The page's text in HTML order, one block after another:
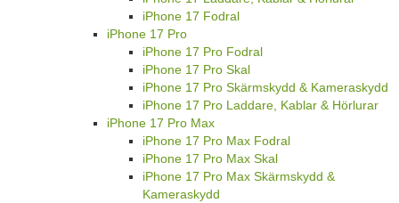
iPhone 17 Fodral
iPhone 17 Pro
iPhone 17 Pro Fodral
iPhone 17 Pro Skal
iPhone 17 Pro Skärmskydd & Kameraskydd
iPhone 17 Pro Laddare, Kablar & Hörlurar
iPhone 17 Pro Max
iPhone 17 Pro Max Fodral
iPhone 17 Pro Max Skal
iPhone 17 Pro Max Skärmskydd &
Kameraskydd